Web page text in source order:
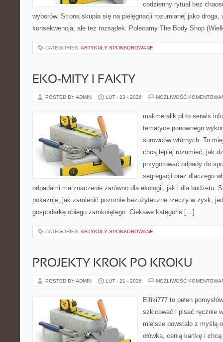
codzienny rytuał bez
wyborów. Strona skupia się na pielęgnacji rozumianej jako
konsekwencja, ale też rozsądek. Polecamy The Body Shop
CATEGORIES: ARTYKUŁY SPONSOROWANE
EKO-MITY I FAKTY
POSTED BY ADMIN LUT - 23 - 2026 MOŻLIWOŚĆ
makmetalik.pl to serwis
tematyce ponownego
surowców wtórnych. To
chcą lepiej rozumieć, jak
przygotować odpady do
segregacji oraz dlaczego
odpadami ma znaczenie zarówno dla ekologii, jak i dla budżetu.
pokazuje, jak zamienić pozornie bezużyteczne rzeczy w zysk,
gospodarkę obiegu zamkniętego. Ciekawe kategorie […]
CATEGORIES: ARTYKUŁY SPONSOROWANE
PROJEKTY KROK PO KROKU
POSTED BY ADMIN LUT - 21 - 2026 MOŻLIWOŚĆ
Elfiki777 to pełen
szkicować i pisać ręcznie
miejsce powstało z myślą
ołówka, cenią kartkę i